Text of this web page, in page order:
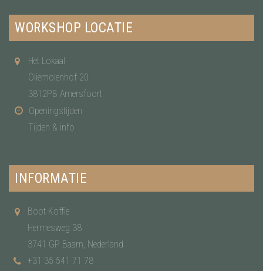
WORKSHOP LOCATIE
Het Lokaal
Oliemolenhof 20
3812PB Amersfoort
Openingstijden
Tijden & info
INFORMATIE
Boot Koffie
Hermesweg 38
3741 GP Baarn, Nederland
+31 35 541 71 78